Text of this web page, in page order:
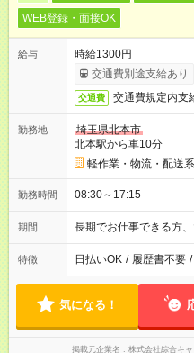
WEB登録・面接OK
給与
時給1300円
交通費別途支給あり
交通費 交通費規定内支
勤務地
埼玉県北本市
北本駅から車10分
軽作業・物流・配送系
勤務時間 08:30～17:15
期間 長期でお仕事できる方、
特徴 日払いOK / 履歴書不要 /
気になる！
掲載元企業名 株式会社綜合キ